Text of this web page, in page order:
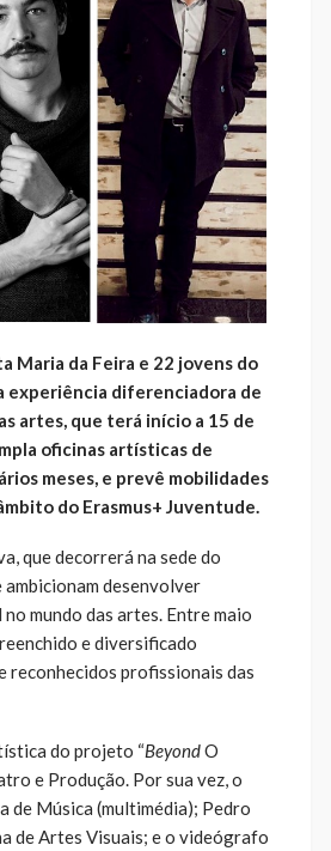
Maria da Feira e 22 jovens do
experiência diferenciadora de
artes, que terá início a 15 de
oficinas artísticas de
meses, e prevê mobilidades
do Erasmus+ Juventude.
que decorrerá na sede do
desenvolver
mundo das artes. Entre maio
e diversificado
reconhecidos profissionais das
do projeto “BeyondO
e Produção. Por sua vez, o
de Música (multimédia); Pedro
de Artes Visuais; e o videógrafo